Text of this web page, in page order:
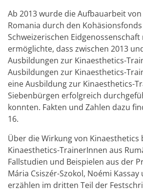
Ab 2013 wurde die Aufbauarbeit
Romania durch den
Schweizerischen
ermöglichte, dass zwischen 2013
Ausbildungen zur Kinaesthetics-
Ausbildungen zur Kinaesthetics-
eine Ausbildung zur Kinaesthetics-
Siebenbürgen erfolgreich
konnten. Fakten und Zahlen dazu
16.
Über die Wirkung von Kinaesthetics
Kinaesthetics-TrainerInnen aus
Fallstudien und Beispielen aus der
Mária Csiszér-Szokol, Noémi
erzählen im dritten Teil der